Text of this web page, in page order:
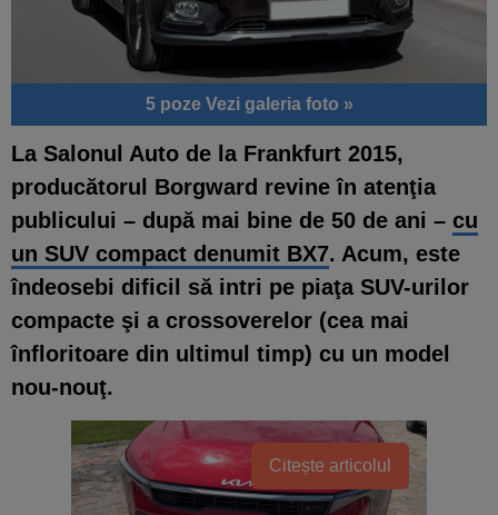
5 poze Vezi galeria foto »
La Salonul Auto de la Frankfurt 2015,
producătorul Borgward revine în atenţia
publicului – după mai bine de 50 de ani – cu
un SUV compact denumit BX7. Acum, este
îndeosebi dificil să intri pe piaţa SUV-urilor
compacte şi a crossoverelor (cea mai
înfloritoare din ultimul timp) cu un model
nou-nouţ.
Citește articolul